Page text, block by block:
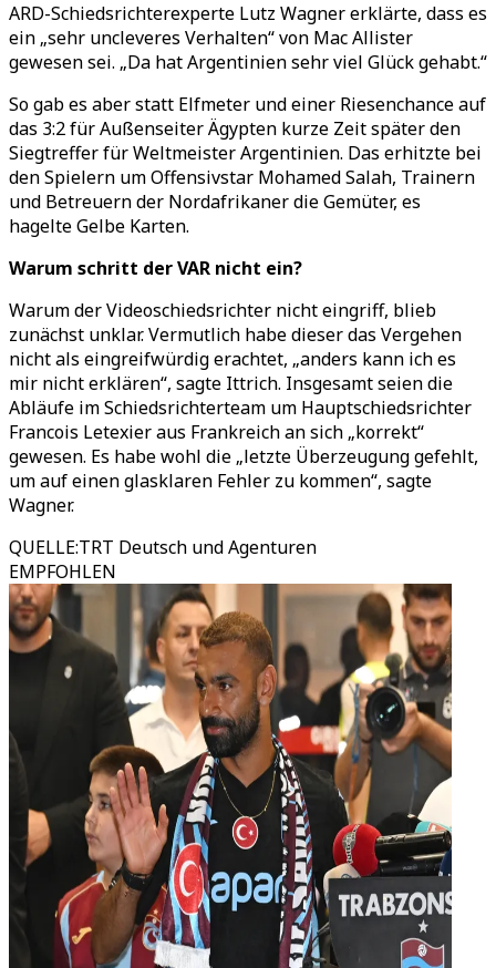
ARD-Schiedsrichterexperte Lutz Wagner erklärte, dass es
ein „sehr uncleveres Verhalten“von Mac Allister
gewesen sei. „Da hat Argentinien sehr viel Glück gehabt.“
So gab es aber statt Elfmeter und einer Riesenchance auf
das 3:2 für Außenseiter Ägypten kurze Zeit später den
Siegtreffer für Weltmeister Argentinien. Das erhitzte bei
den Spielern um Offensivstar Mohamed Salah, Trainern
und Betreuern der Nordafrikaner die Gemüter, es
hagelte Gelbe Karten.
Warum schritt der VAR nicht ein?
Warum der Videoschiedsrichter nicht eingriff, blieb
zunächst unklar. Vermutlich habe dieser das Vergehen
nicht als eingreifwürdig erachtet, „anders kann ich es
mir nicht erklären“, sagte Ittrich. Insgesamt seien die
Abläufe im Schiedsrichterteam um Hauptschiedsrichter
Francois Letexier aus Frankreich an sich „korrekt“
gewesen. Es habe wohl die „letzte Überzeugung gefehlt,
um auf einen glasklaren Fehler zu kommen“, sagte
Wagner.
QUELLE:TRT Deutsch und Agenturen
EMPFOHLEN